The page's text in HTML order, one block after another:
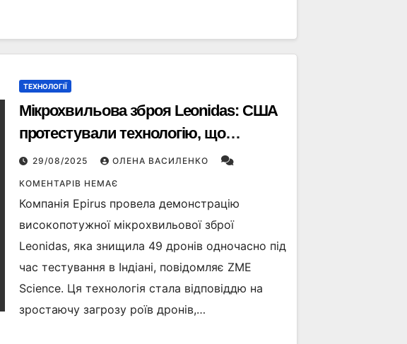
ТЕХНОЛОГІЇ
Мікрохвильова зброя Leonidas: США
протестували технологію, що
знищила рій дронів
29/08/2025 ОЛЕНА ВАСИЛЕНКО
КОМЕНТАРІВ НЕМАЄ
Компанія Epirus провела демонстрацію
високопотужної мікрохвильової зброї
Leonidas, яка знищила 49 дронів одночасно під
час тестування в Індіані, повідомляє ZME
Science. Ця технологія стала відповіддю на
зростаючу загрозу роїв дронів,…